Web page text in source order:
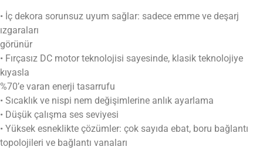
• İç dekora sorunsuz uyum sağlar: sadece emme ve deşarj
ızgaraları
görünür
• Fırçasız DC motor teknolojisi sayesinde, klasik teknolojiye
kıyasla
%70’e varan enerji tasarrufu
• Sıcaklık ve nispi nem değişimlerine anlık ayarlama
• Düşük çalışma ses seviyesi
• Yüksek esneklikte çözümler: çok sayıda ebat, boru bağlantı
topolojileri ve bağlantı vanaları